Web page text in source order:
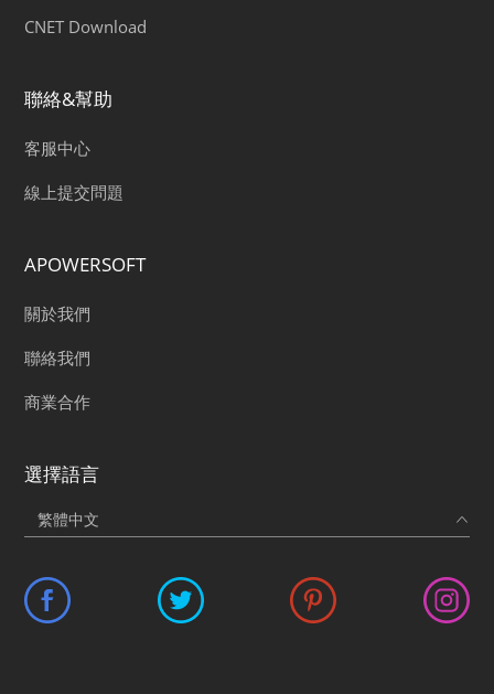
CNET Download
聯絡&幫助
客服中心
線上提交問題
APOWERSOFT
關於我們
聯絡我們
商業合作
選擇語言